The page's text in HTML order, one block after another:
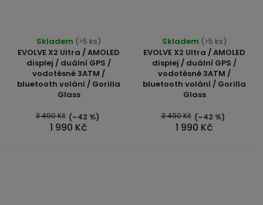
EVOLVE X2 Ultra / AMOLED
displej / duální GPS /
vodotěsné 3ATM /
bluetooth volání / Gorilla
Glass
Skladem (>5 ks)
1 990 Kč
3 490 Kč (–42 %)
EVOLVE X2 Ultra / AMOLED
displej / duální GPS /
vodotěsné 3ATM /
bluetooth volání / Gorilla
Glass
Skladem (>5 ks)
1 990 Kč
3 490 Kč (–42 %)